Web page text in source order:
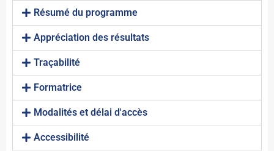
Résumé du programme
Appréciation des résultats
Traçabilité
Formatrice
Modalités et délai d'accès
Accessibilité